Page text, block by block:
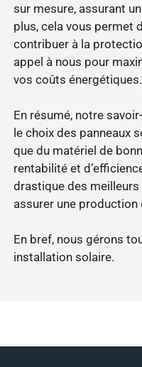
sur mesure, assurant
plus, cela vous permet
contribuer à la
appel à nous pour
vos coûts énergétiques.
En résumé, notre
le choix des panneaux
que du matériel de
rentabilité et
drastique des meilleurs
assurer une production
En bref, nous gérons
installation solaire.